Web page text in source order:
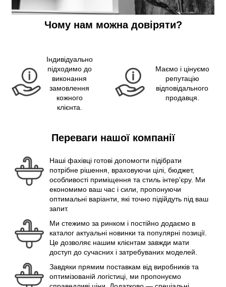
Чому нам можна довіряти?
Індивідуально
підходимо до
виконання
замовлення
кожного
клієнта.
Маємо і цінуємо
репутацію
відповідального
продавця.
Переваги нашої компанії
Наші фахівці готові допомогти підібрати
потрібне рішення, враховуючи цілі, бюджет,
особливості приміщення та стиль інтер'єру. Ми
економимо ваш час і сили, пропонуючи
оптимальні варіанти, які точно підійдуть під ваш
запит.
Ми стежимо за ринком і постійно додаємо в
каталог актуальні новинки та популярні позиції.
Це дозволяє нашим клієнтам завжди мати
доступ до сучасних і затребуваних моделей.
Завдяки прямим поставкам від виробників та
оптимізованій логістиці, ми пропонуємо